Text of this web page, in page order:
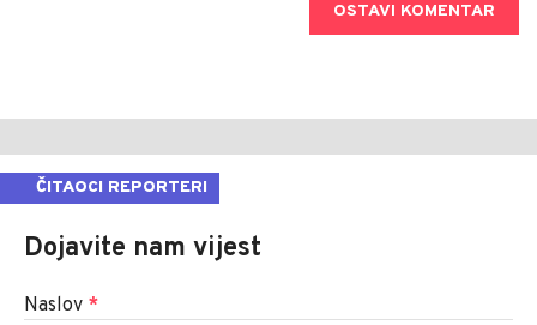
OSTAVI KOMENTAR
ČITAOCI REPORTERI
Dojavite nam vijest
Naslov *